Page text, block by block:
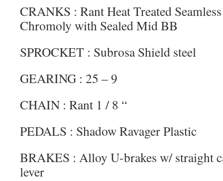
CRANKS : Rant Heat Treated
Chromoly with Sealed Mid BB
SPROCKET : Subrosa Shield steel
GEARING : 25 – 9
CHAIN : Rant 1 / 8 “
PEDALS : Shadow Ravager Plastic
BRAKES : Alloy U-brakes w/ straight
lever